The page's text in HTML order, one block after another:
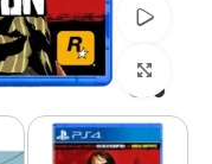
تماشای ویدئو
بزرگنمایی تصویر